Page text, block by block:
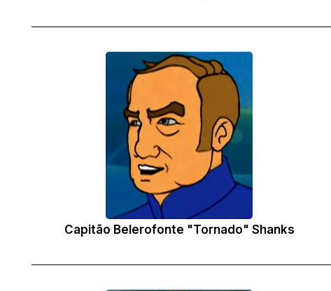
Capitão Belerofonte "Tornado" Shanks